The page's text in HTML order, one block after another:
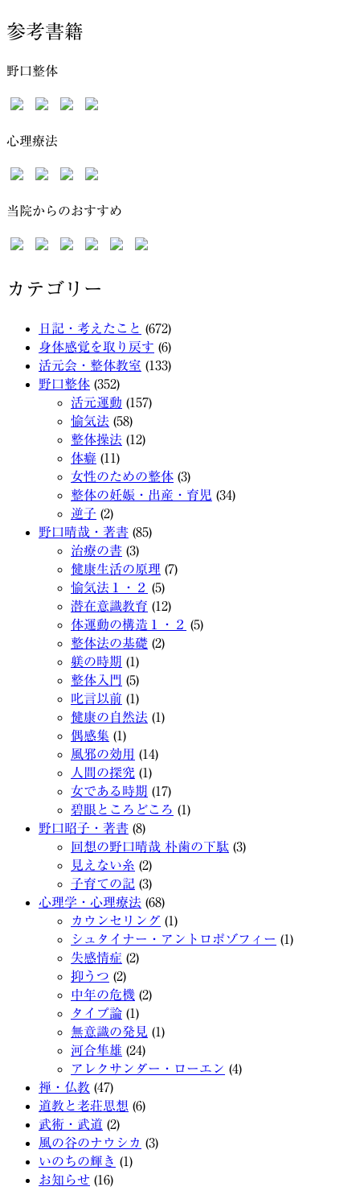
参考書籍
野口整体
心理療法
当院からのおすすめ
カテゴリー
日記・考えたこと (672)
身体感覚を取り戻す (6)
活元会・整体教室 (133)
野口整体 (352)
活元運動 (157)
愉気法 (58)
整体操法 (12)
体癖 (11)
女性のための整体 (3)
整体の妊娠・出産・育児 (34)
逆子 (2)
野口晴哉・著書 (85)
治療の書 (3)
健康生活の原理 (7)
愉気法１・２ (5)
潜在意識教育 (12)
体運動の構造１・２ (5)
整体法の基礎 (2)
躾の時期 (1)
整体入門 (5)
叱言以前 (1)
健康の自然法 (1)
偶感集 (1)
風邪の効用 (14)
人間の探究 (1)
女である時期 (17)
碧眼ところどころ (1)
野口昭子・著書 (8)
回想の野口晴哉 朴歯の下駄 (3)
見えない糸 (2)
子育ての記 (3)
心理学・心理療法 (68)
カウンセリング (1)
シュタイナー・アントロポゾフィー (1)
失感情症 (2)
抑うつ (2)
中年の危機 (2)
タイプ論 (1)
無意識の発見 (1)
河合隼雄 (24)
アレクサンダー・ローエン (4)
禅・仏教 (47)
道教と老荘思想 (6)
武術・武道 (2)
風の谷のナウシカ (3)
いのちの輝き (1)
お知らせ (16)